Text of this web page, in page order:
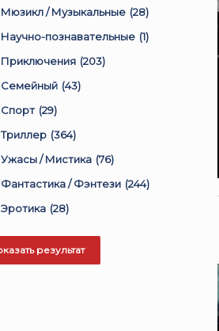
Мюзикл / Музыкальные (28)
Научно-познавательные (1)
Приключения (203)
Семейный (43)
Спорт (29)
Триллер (364)
Ужасы / Мистика (76)
Фантастика / Фэнтези (244)
Эротика (28)